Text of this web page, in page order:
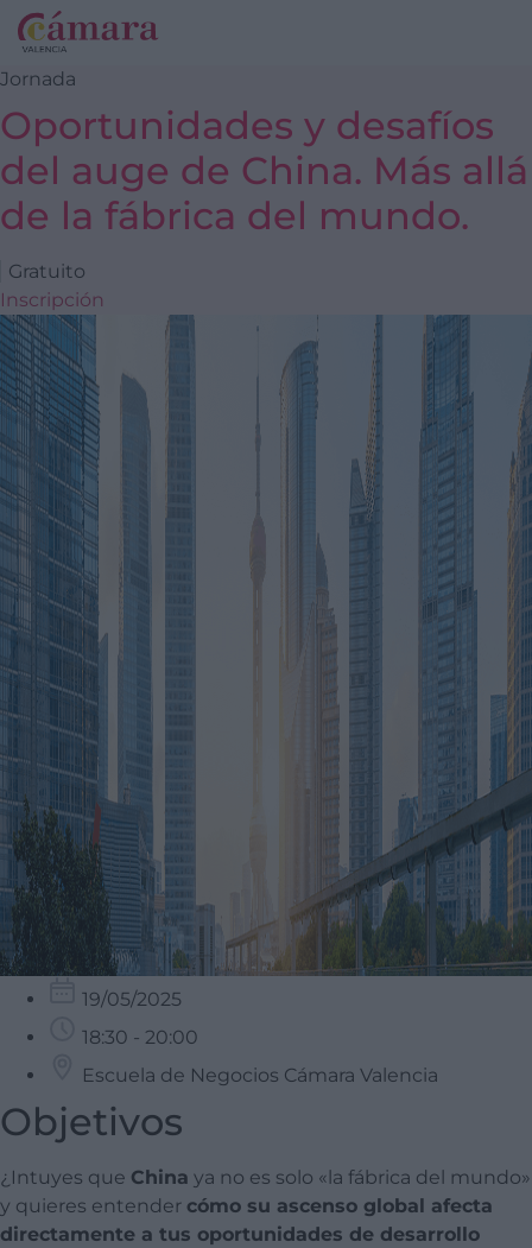
Jornada
Oportunidades y desafíos
del auge de China. Más allá
de la fábrica del mundo.
Gratuito
Inscripción
19/05/2025
18:30 - 20:00
Escuela de Negocios Cámara Valencia
Objetivos
¿Intuyes que China ya no es solo «la fábrica del mundo»
y quieres entender cómo su ascenso global afecta
directamente a tus oportunidades de desarrollo